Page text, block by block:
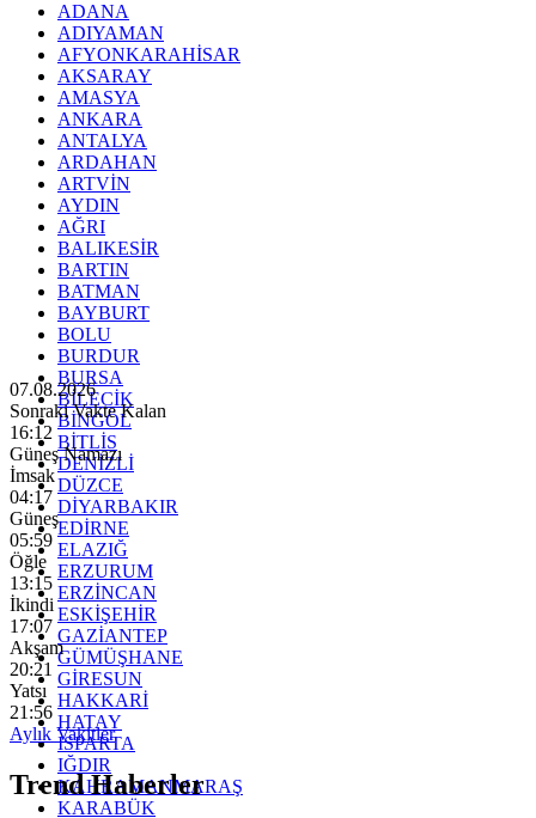
ADANA
ADIYAMAN
AFYONKARAHİSAR
AKSARAY
AMASYA
ANKARA
ANTALYA
ARDAHAN
ARTVİN
AYDIN
AĞRI
BALIKESİR
BARTIN
BATMAN
BAYBURT
BOLU
BURDUR
BURSA
BİLECİK
BİNGÖL
BİTLİS
DENİZLİ
DÜZCE
DİYARBAKIR
EDİRNE
ELAZIĞ
ERZURUM
ERZİNCAN
ESKİŞEHİR
GAZİANTEP
GÜMÜŞHANE
GİRESUN
HAKKARİ
HATAY
ISPARTA
IĞDIR
KAHRAMANMARAŞ
KARABÜK
07.08.2026
Sonraki Vakte Kalan
16:10
Güneş Namazı
İmsak
04:17
Güneş
05:59
Öğle
13:15
İkindi
17:07
Akşam
20:21
Yatsı
21:56
Aylık Vakitler
Trend Haberler